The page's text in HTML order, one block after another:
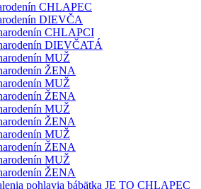
CHLAPEC
DIEVČA
CHLAPCI
DIEVČATÁ
MUŽ
ŽENA
MUŽ
ŽENA
MUŽ
ŽENA
MUŽ
ŽENA
MUŽ
ŽENA
pohlavia bábätka JE TO CHLAPEC